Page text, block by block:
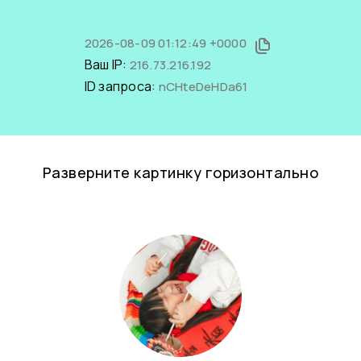
2026-08-09 01:12:49 +0000
Ваш IP: 216.73.216.192
ID запроса: nCHteDeHDa61
Разверните картинку горизонтально